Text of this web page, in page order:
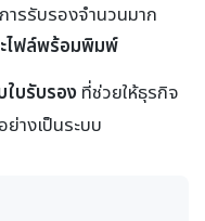
ารรับรองจำนวนมาก
ะไฟล์พร้อมพิมพ์
ใบรับรอง ที่ช่วยให้ธุรกิจ
างเป็นระบบ